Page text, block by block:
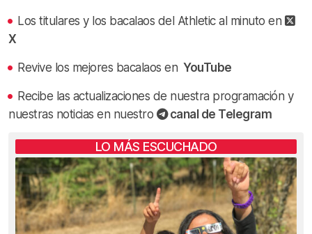
Los titulares y los bacalaos del Athletic al minuto en
X
Revive los mejores bacalaos en YouTube
Recibe las actualizaciones de nuestra programación y
nuestras noticias en nuestro
canal de Telegram
LO MÁS ESCUCHADO